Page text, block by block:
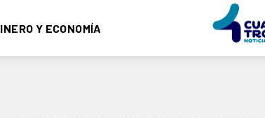
Y ECONOMÍA